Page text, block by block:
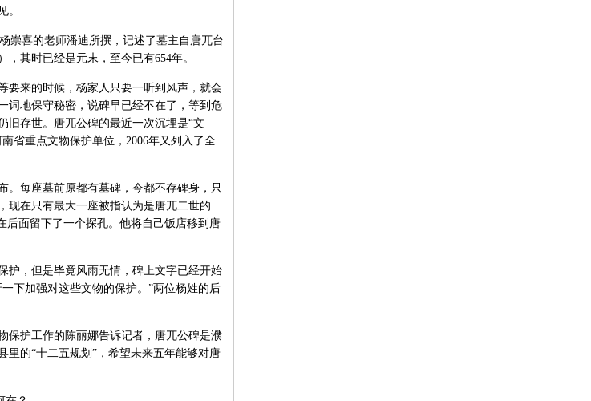
。
喜的老师潘迪所撰，记述了墓主自唐兀台
其时已经是元末，至今已有654年。
来的时候，杨家人只要一听到风声，就会
词地保守秘密，说碑早已经不在了，等到危
旧存世。唐兀公碑的最近一次沉埋是“文
省重点文物保护单位，2006年又列入了全
每座墓前原都有墓碑，今都不存碑身，只
现在只有最大一座被指认为是唐兀二世的
后面留下了一个探孔。他将自己饭店移到唐
，但是毕竟风雨无情，碑上文字已经开始
下加强对这些文物的保护。”两位杨姓的后
护工作的陈丽娜告诉记者，唐兀公碑是濮
里的“十二五规划”，希望未来五年能够对唐